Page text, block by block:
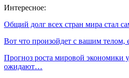
Интересное:
Общий долг всех стран мира стал
Вот что произойдет с вашим телом,
Прогноз роста мировой экономики
ожидают…